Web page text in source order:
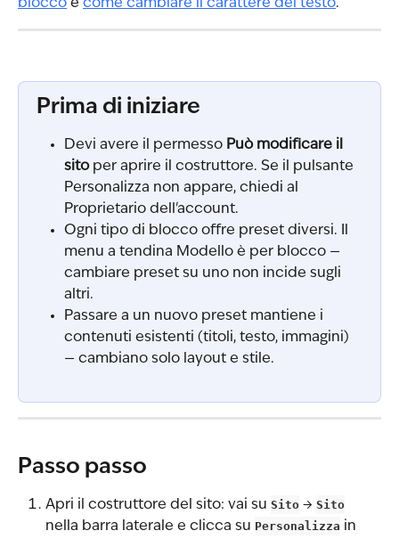
blocco e come cambiare il carattere del testo.
Prima di iniziare
Devi avere il permesso Può modificare il
sito per aprire il costruttore. Se il pulsante
Personalizza non appare, chiedi al
Proprietario dell'account.
Ogni tipo di blocco offre preset diversi. Il
menu a tendina Modello è per blocco —
cambiare preset su uno non incide sugli
altri.
Passare a un nuovo preset mantiene i
contenuti esistenti (titoli, testo, immagini)
— cambiano solo layout e stile.
Passo passo
Apri il costruttore del sito: vai su Sito → Sito
nella barra laterale e clicca su Personalizza in